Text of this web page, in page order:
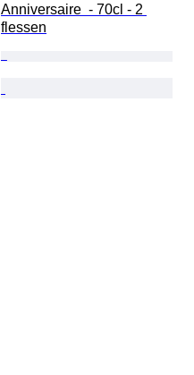
Anniversaire  - 70cl - 2
flessen